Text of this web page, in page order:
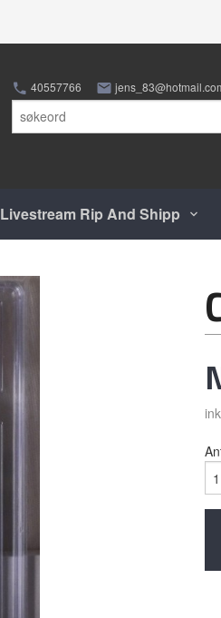
40557766
Livestream Rip And Shipp